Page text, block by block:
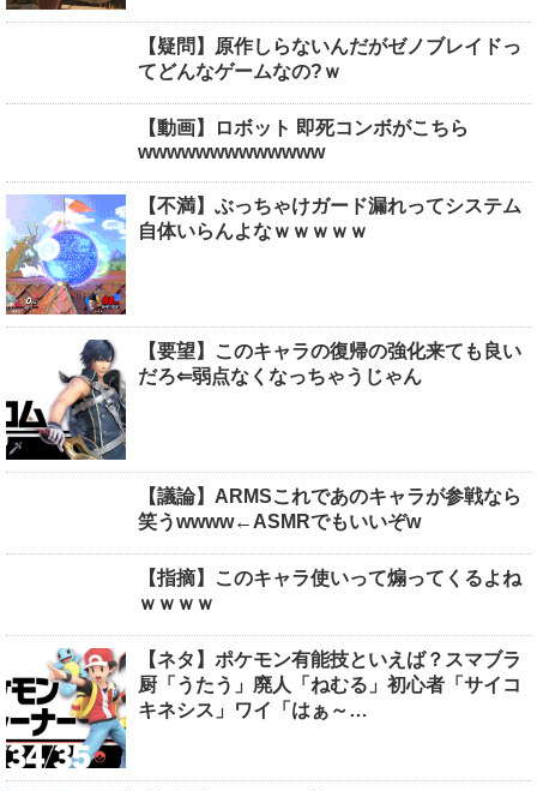
【疑問】原作しらないんだがゼノブレイドっ
てどんなゲームなの?ｗ
【動画】ロボット 即死コンボがこちら
wwwwwwwwwwwww
【不満】ぶっちゃけガード漏れってシステム
自体いらんよなｗｗｗｗｗ
【要望】このキャラの復帰の強化来ても良い
だろ⇐弱点なくなっちゃうじゃん
【議論】ARMSこれであのキャラが参戦なら
笑うwwww←ASMRでもいいぞw
【指摘】このキャラ使いって煽ってくるよね
ｗｗｗｗ
【ネタ】ポケモン有能技といえば？スマブラ
厨「うたう」廃人「ねむる」初心者「サイコ
キネシス」ワイ「はぁ～…